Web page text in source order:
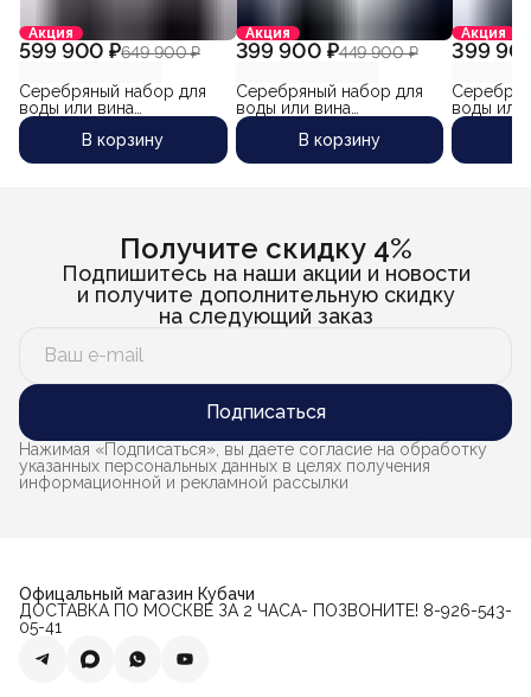
Акция
599 900 ₽649 900 ₽
Серебряный набор для
воды или вина
"Восторг-4" (6
предметов)В корзину
Акция
399 900 ₽449 900 ₽
Серебряный набор для
воды или вина
"Весенний-2" (3
предмета) (объем
кувшина 2700 мл)
В корзину
Акция
399
воды или
Получите скидку 4%
Подпишитесь на наши акции и новости
и получите дополнительную скидку
на следующий заказ
Подписаться
Нажимая «Подписаться», вы даете согласие на обработку
указанных персональных данных в целях получения
информационной и рекламной рассылки
Офицальный магазин Кубачи
ДОСТАВКА ПО МОСКВЕ ЗА 2 ЧАСА- ПОЗВОНИТЕ! 8-926-543-
05-41